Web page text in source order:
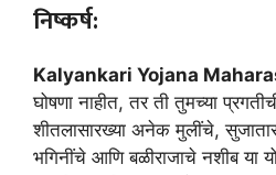
निष्कर्ष:
Kalyankari Yojana
घोषणा नाहीत, तर ती तुमच्या
शीतलासारख्या अनेक मुलींचे,
भगिनींचे आणि बळीराजाचे नशीब